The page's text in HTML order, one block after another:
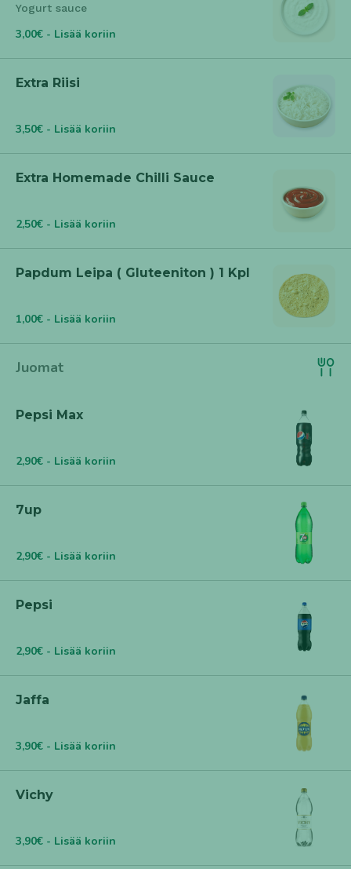
Yogurt sauce
3,00€ - Lisää koriin
Extra Riisi
3,50€ - Lisää koriin
Extra Homemade Chilli Sauce
2,50€ - Lisää koriin
Papdum Leipa ( Gluteeniton ) 1 Kpl
1,00€ - Lisää koriin
Juomat
Pepsi Max
2,90€ - Lisää koriin
7up
2,90€ - Lisää koriin
Pepsi
2,90€ - Lisää koriin
Jaffa
3,90€ - Lisää koriin
Vichy
3,90€ - Lisää koriin